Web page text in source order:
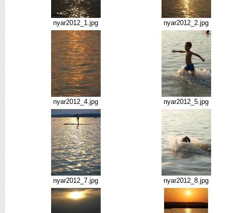
nyar2012_1.jpg nyar2012_2.jpg
nyar2012_4.jpg nyar2012_5.jpg
nyar2012_7.jpg nyar2012_8.jpg